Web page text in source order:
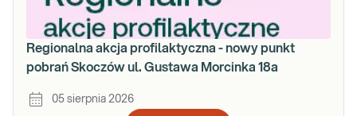
Regionalna akcja profilaktyczna - nowy punkt
pobrań Skoczów ul. Gustawa Morcinka 18a
05 sierpnia 2026